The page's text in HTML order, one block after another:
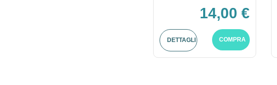
14,00 €
DETTAGLI COMPRA